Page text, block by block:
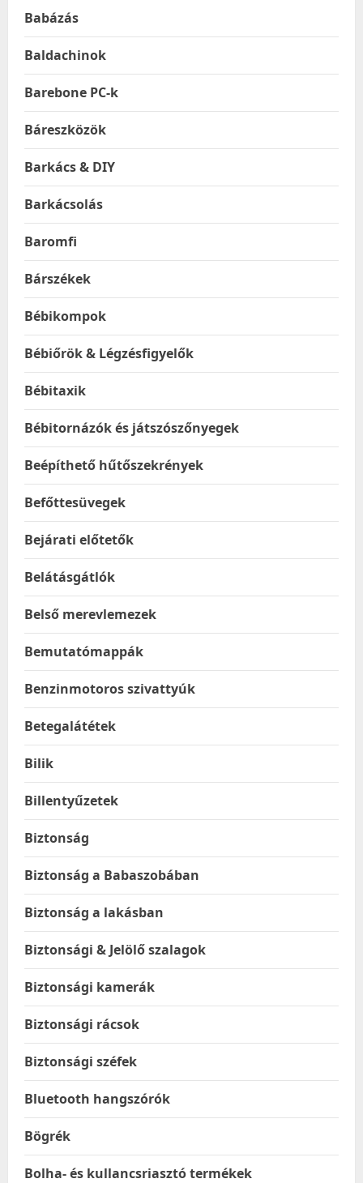
Babázás
Baldachinok
Barebone PC-k
Báreszközök
Barkács & DIY
Barkácsolás
Baromfi
Bárszékek
Bébikompok
Bébiőrök & Légzésfigyelők
Bébitaxik
Bébitornázók és játszószőnyegek
Beépíthető hűtőszekrények
Befőttesüvegek
Bejárati előtetők
Belátásgátlók
Belső merevlemezek
Bemutatómappák
Benzinmotoros szivattyúk
Betegalátétek
Bilik
Billentyűzetek
Biztonság
Biztonság a Babaszobában
Biztonság a lakásban
Biztonsági & Jelölő szalagok
Biztonsági kamerák
Biztonsági rácsok
Biztonsági széfek
Bluetooth hangszórók
Bögrék
Bolha- és kullancsriasztó termékek